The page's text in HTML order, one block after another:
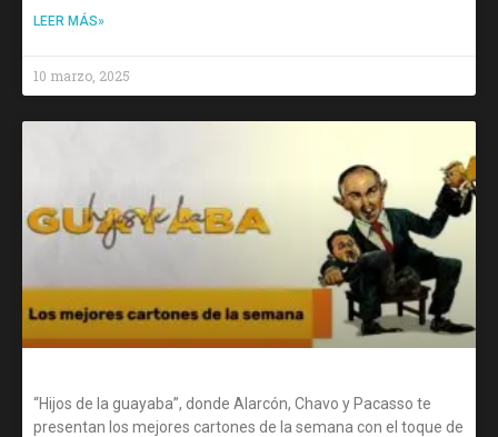
LEER MÁS»
10 marzo, 2025
“Hijos de la guayaba”, donde Alarcón, Chavo y Pacasso te
presentan los mejores cartones de la semana con el toque de